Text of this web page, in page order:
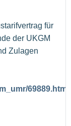
für
der UKGM
Zulagen
69889.html